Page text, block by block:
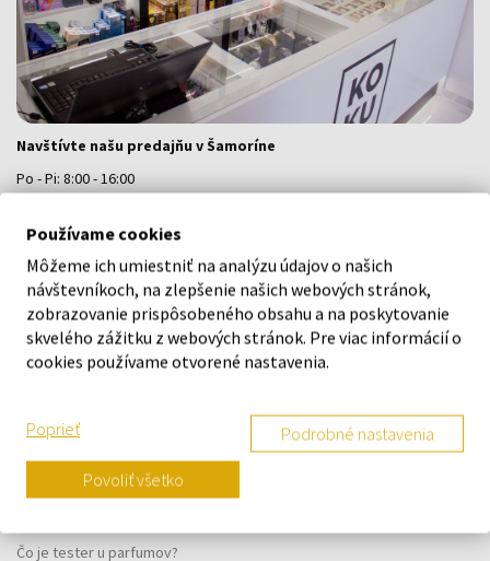
Navštívte našu predajňu v Šamoríne
Po - Pi: 8:00 - 16:00
VŠETKO O NÁKUPE
Vernostný systém
Všeobecné obchodné podmienky
Reklamačný formulár
Kedy obdržím objednaný tovar?
Čo je tester u parfumov?
Používame cookies
Môžeme ich umiestniť na analýzu údajov o našich
návštevníkoch, na zlepšenie našich webových stránok,
zobrazovanie prispôsobeného obsahu a na poskytovanie
skvelého zážitku z webových stránok. Pre viac informácií o
cookies používame otvorené nastavenia.
Poprieť Podrobné nastavenia
Povoliť všetko